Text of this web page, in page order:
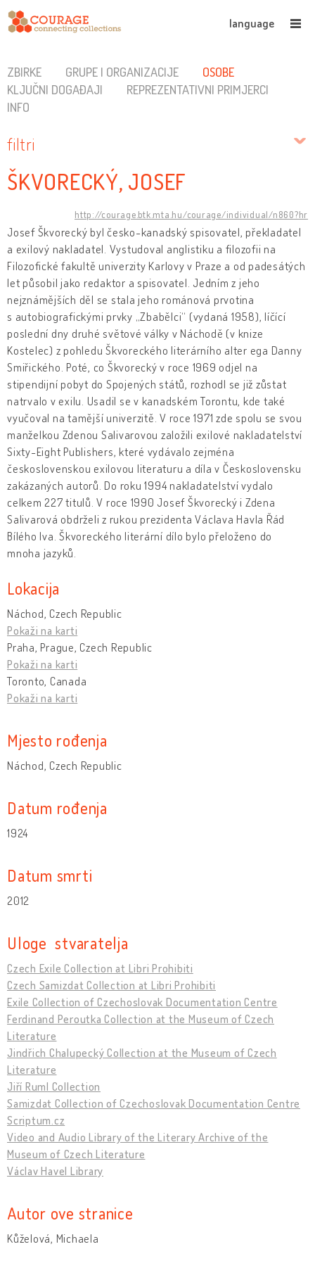
language
ZBIRKE GRUPE I ORGANIZACIJE
OSOBE
KLJUČNI DOGAĐAJI
REPREZENTATIVNI PRIMJERCI
INFO
filtri
ŠKVORECKÝ, JOSEF
http://courage.btk.mta.hu/courage/individual/n860?hr
Josef Škvorecký byl česko-kanadský spisovatel, překladatel
a exilový nakladatel. Vystudoval anglistiku a filozofii na
Filozofické fakultě univerzity Karlovy v Praze a od padesátých
let působil jako redaktor a spisovatel. Jedním z jeho
nejznámějších děl se stala jeho románová prvotina
s autobiografickými prvky „Zbabělci“ (vydaná 1958), líčící
poslední dny druhé světové války v Náchodě (v knize
Kostelec) z pohledu Škvoreckého literárního alter ega Danny
Smiřického. Poté, co Škvorecký v roce 1969 odjel na
stipendijní pobyt do Spojených států, rozhodl se již zůstat
natrvalo v exilu. Usadil se v kanadském Torontu, kde také
vyučoval na tamější univerzitě. V roce 1971 zde spolu se svou
manželkou Zdenou Salivarovou založili exilové nakladatelství
Sixty-Eight Publishers, které vydávalo zejména
československou exilovou literaturu a díla v Československu
zakázaných autorů. Do roku 1994 nakladatelství vydalo
celkem 227 titulů. V roce 1990 Josef Škvorecký i Zdena
Salivarová obdrželi z rukou prezidenta Václava Havla Řád
Bílého lva. Škvoreckého literární dílo bylo přeloženo do
mnoha jazyků.
Lokacija
Náchod, Czech Republic
Pokaži na karti
Praha, Prague, Czech Republic
Pokaži na karti
Toronto, Canada
Pokaži na karti
Mjesto rođenja
Náchod, Czech Republic
Datum rođenja
1924
Datum smrti
2012
Uloge stvaratelja
Czech Exile Collection at Libri Prohibiti
Czech Samizdat Collection at Libri Prohibiti
Exile Collection of Czechoslovak Documentation Centre
Ferdinand Peroutka Collection at the Museum of Czech
Literature
Jindřich Chalupecký Collection at the Museum of Czech
Literature
Jiří Ruml Collection
Samizdat Collection of Czechoslovak Documentation Centre
Scriptum.cz
Video and Audio Library of the Literary Archive of the
Museum of Czech Literature
Václav Havel Library
Autor ove stranice
Kůželová, Michaela